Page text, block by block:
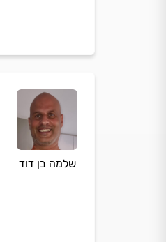
שלמה בן דוד